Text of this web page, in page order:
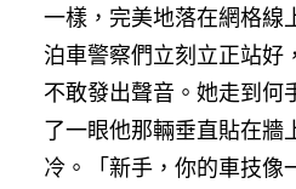
一樣，完美地落在網格線
泊車警察們立刻立正站好
不敢發出聲音。她走到何
了一眼他那輛垂直貼在牆
冷。「新手，你的車技像